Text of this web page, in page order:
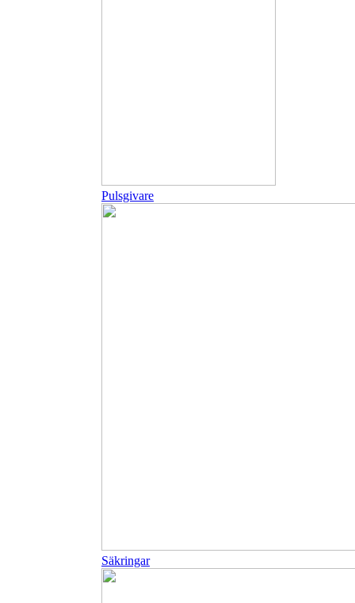
Pulsgivare
Säkringar